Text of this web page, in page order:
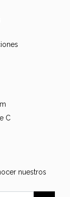
C
nuestros